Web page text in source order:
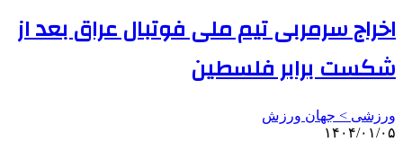
اخراج سرمربی تیم ملی فوتبال عراق بعد از
شکست برابر فلسطین
ورزشی > جهان ورزش
۱۴۰۴/۰۱/۰۵